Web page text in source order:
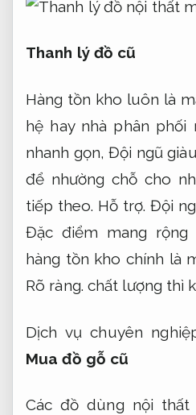
Thanh lý đồ cũ
Hàng tồn kho luôn là
hệ hay nhà phân
nhanh gọn,Đội ngũ
để nhường chỗ cho
tiếp theo. Hỗ trợ. Đội
Đặc điểm mang
hàng tồn kho chính là
Rõ ràng. chất lượng thì
Dịch vụ chuyên
Mua đồ gỗ cũ
Các đồ dùng nội